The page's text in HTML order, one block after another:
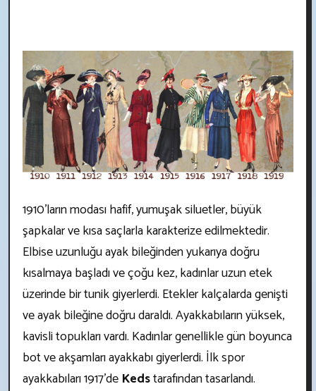
1910'ların modası hafif, yumuşak siluetler, büyük
şapkalar ve kısa saçlarla karakterize edilmektedir.
Elbise uzunluğu ayak bileğinden yukarıya doğru
kısalmaya başladı ve çoğu kez, kadınlar uzun etek
üzerinde bir tunik giyerlerdi. Etekler kalçalarda genişti
ve ayak bileğine doğru daraldı. Ayakkabıların yüksek,
kavisli topukları vardı. Kadınlar genellikle gün boyunca
bot ve akşamları ayakkabı giyerlerdi. İlk spor
ayakkabıları 1917'de Kedstarafından tasarlandı.